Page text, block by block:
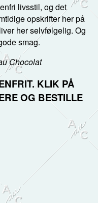
livsstil, og det
opskrifter her på
her selvfølgelig. Og
smag.
Chocolat
KLIK PÅ
OG BESTILLE